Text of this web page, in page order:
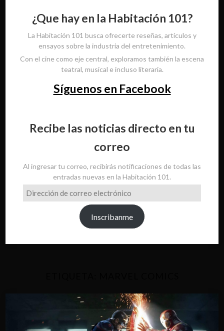
¿Que hay en la Habitación 101?
La Habitación 101 busca ofrecerte reseñas, artículos y
ensayos sobre la industria del entretenimiento.
Con el cine como eje central, exploramos también la escena
teatral, musical e incluso literaria.
Síguenos en Facebook
Recibe las noticias directo en tu
correo
Al ingresar tu correo, recibirás notificaciones de todas las
entradas nuevas en la Habitación 101.
Dirección
de
Inscribanme